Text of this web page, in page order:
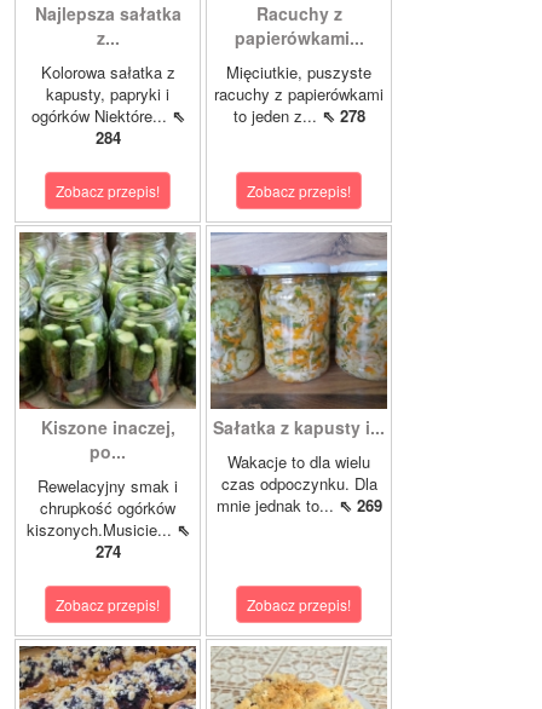
Najlepsza sałatka
z...
Kolorowa sałatka z
kapusty, papryki i
ogórków Niektóre... ⇖
284
Zobacz przepis!
Racuchy z
papierówkami...
Mięciutkie, puszyste
racuchy z papierówkami
to jeden z... ⇖ 278
Zobacz przepis!
Kiszone inaczej,
po...
Rewelacyjny smak i
chrupkość ogórków
kiszonych.Musicie... ⇖
274
Zobacz przepis!
Sałatka z kapusty i...
Wakacje to dla wielu
czas odpoczynku. Dla
mnie jednak to... ⇖ 269
Zobacz przepis!